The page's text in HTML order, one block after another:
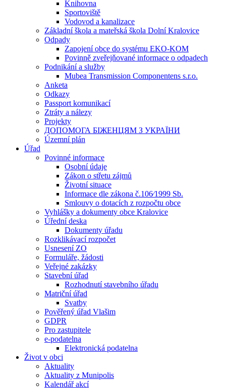
Knihovna
Sportoviště
Vodovod a kanalizace
Základní škola a mateřská škola Dolní Kralovice
Odpady
Zapojení obce do systému EKO-KOM
Povinně zveřejňované informace o odpadech
Podnikání a služby
Mubea Transmission Componentens s.r.o.
Anketa
Odkazy
Passport komunikací
Ztráty a nálezy
Projekty
ДОПОМОГА БІЖЕНЦЯМ З УКРАЇНИ
Územní plán
Úřad
Povinné informace
Osobní údaje
Zákon o střetu zájmů
Životní situace
Informace dle zákona č.106⁄1999 Sb.
Smlouvy o dotacích z rozpočtu obce
Vyhlášky a dokumenty obce Kralovice
Úřední deska
Dokumenty úřadu
Rozklikávací rozpočet
Usnesení ZO
Formuláře, žádosti
Veřejné zakázky
Stavební úřad
Rozhodnutí stavebního úřadu
Matriční úřad
Svatby
Pověřený úřad Vlašim
GDPR
Pro zastupitele
e-podatelna
Elektronická podatelna
Život v obci
Aktuality
Aktuality z Munipolis
Kalendář akcí